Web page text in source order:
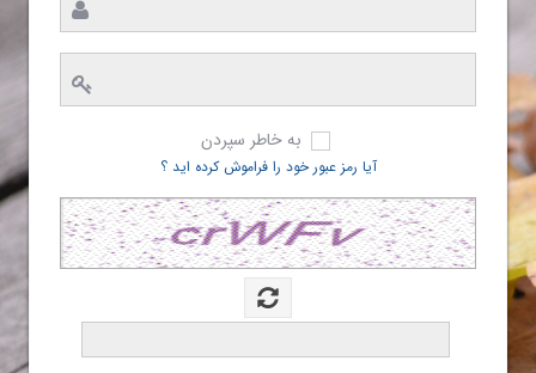
به خاطر سپردن
آیا رمز عبور خود را فراموش کرده اید ؟